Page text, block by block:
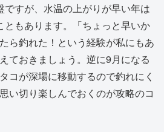
すが、水温の上がりが早い年は
ともあります。「ちょっと早いか
ら釣れた！という経験が私にもあ
ておきましょう。逆に9月になる
コが深場に移動するので釣れにく
い切り楽しんでおくのが攻略のコ